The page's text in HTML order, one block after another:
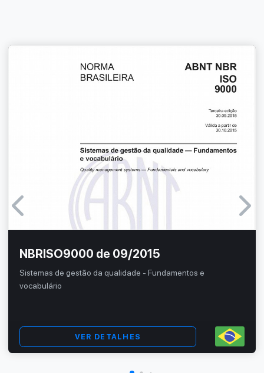
NBRISO9000 de 09/2015
Sistemas de gestão da qualidade - Fundamentos e
vocabulário
VER DETALHES